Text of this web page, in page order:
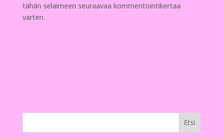
tähän selaimeen seuraavaa kommentointikertaa
varten.
Etsi